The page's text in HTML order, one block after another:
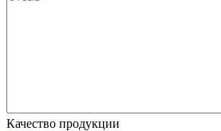
Качество продукции